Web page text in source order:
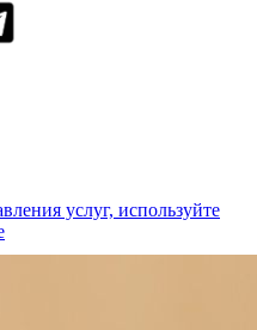
услуг, используйте